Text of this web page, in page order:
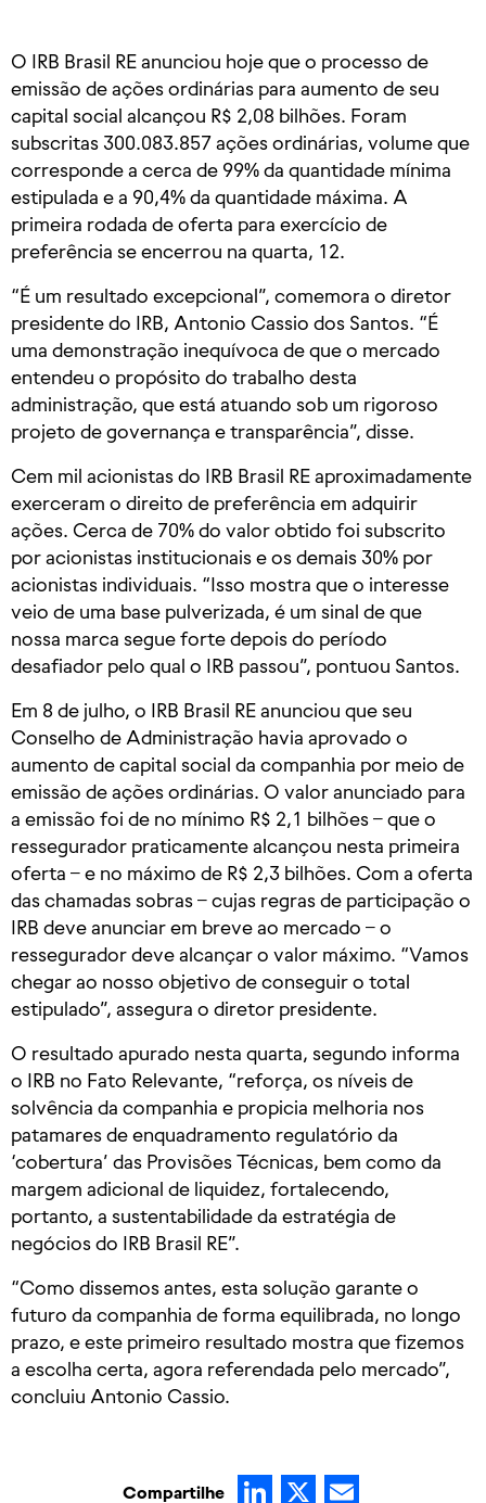
O IRB Brasil RE anunciou hoje que o processo de
emissão de ações ordinárias para aumento de seu
capital social alcançou R$ 2,08 bilhões. Foram
subscritas 300.083.857 ações ordinárias, volume que
corresponde a cerca de 99% da quantidade mínima
estipulada e a 90,4% da quantidade máxima. A
primeira rodada de oferta para exercício de
preferência se encerrou na quarta, 12.
“É um resultado excepcional”, comemora o diretor
presidente do IRB, Antonio Cassio dos Santos. “É
uma demonstração inequívoca de que o mercado
entendeu o propósito do trabalho desta
administração, que está atuando sob um rigoroso
projeto de governança e transparência”, disse.
Cem mil acionistas do IRB Brasil RE aproximadamente
exerceram o direito de preferência em adquirir
ações. Cerca de 70% do valor obtido foi subscrito
por acionistas institucionais e os demais 30% por
acionistas individuais. “Isso mostra que o interesse
veio de uma base pulverizada, é um sinal de que
nossa marca segue forte depois do período
desafiador pelo qual o IRB passou”, pontuou Santos.
Em 8 de julho, o IRB Brasil RE anunciou que seu
Conselho de Administração havia aprovado o
aumento de capital social da companhia por meio de
emissão de ações ordinárias. O valor anunciado para
a emissão foi de no mínimo R$ 2,1 bilhões – que o
ressegurador praticamente alcançou nesta primeira
oferta – e no máximo de R$ 2,3 bilhões. Com a oferta
das chamadas sobras – cujas regras de participação o
IRB deve anunciar em breve ao mercado – o
ressegurador deve alcançar o valor máximo. “Vamos
chegar ao nosso objetivo de conseguir o total
estipulado”, assegura o diretor presidente.
O resultado apurado nesta quarta, segundo informa
o IRB no Fato Relevante, “reforça, os níveis de
solvência da companhia e propicia melhoria nos
patamares de enquadramento regulatório da
‘cobertura’ das Provisões Técnicas, bem como da
margem adicional de liquidez, fortalecendo,
portanto, a sustentabilidade da estratégia de
negócios do IRB Brasil RE”.
“Como dissemos antes, esta solução garante o
futuro da companhia de forma equilibrada, no longo
prazo, e este primeiro resultado mostra que fizemos
a escolha certa, agora referendada pelo mercado”,
concluiu Antonio Cassio.
Compartilhe LinkedIn
X